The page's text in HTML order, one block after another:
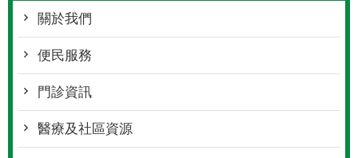
關於我們
便民服務
門診資訊
醫療及社區資源